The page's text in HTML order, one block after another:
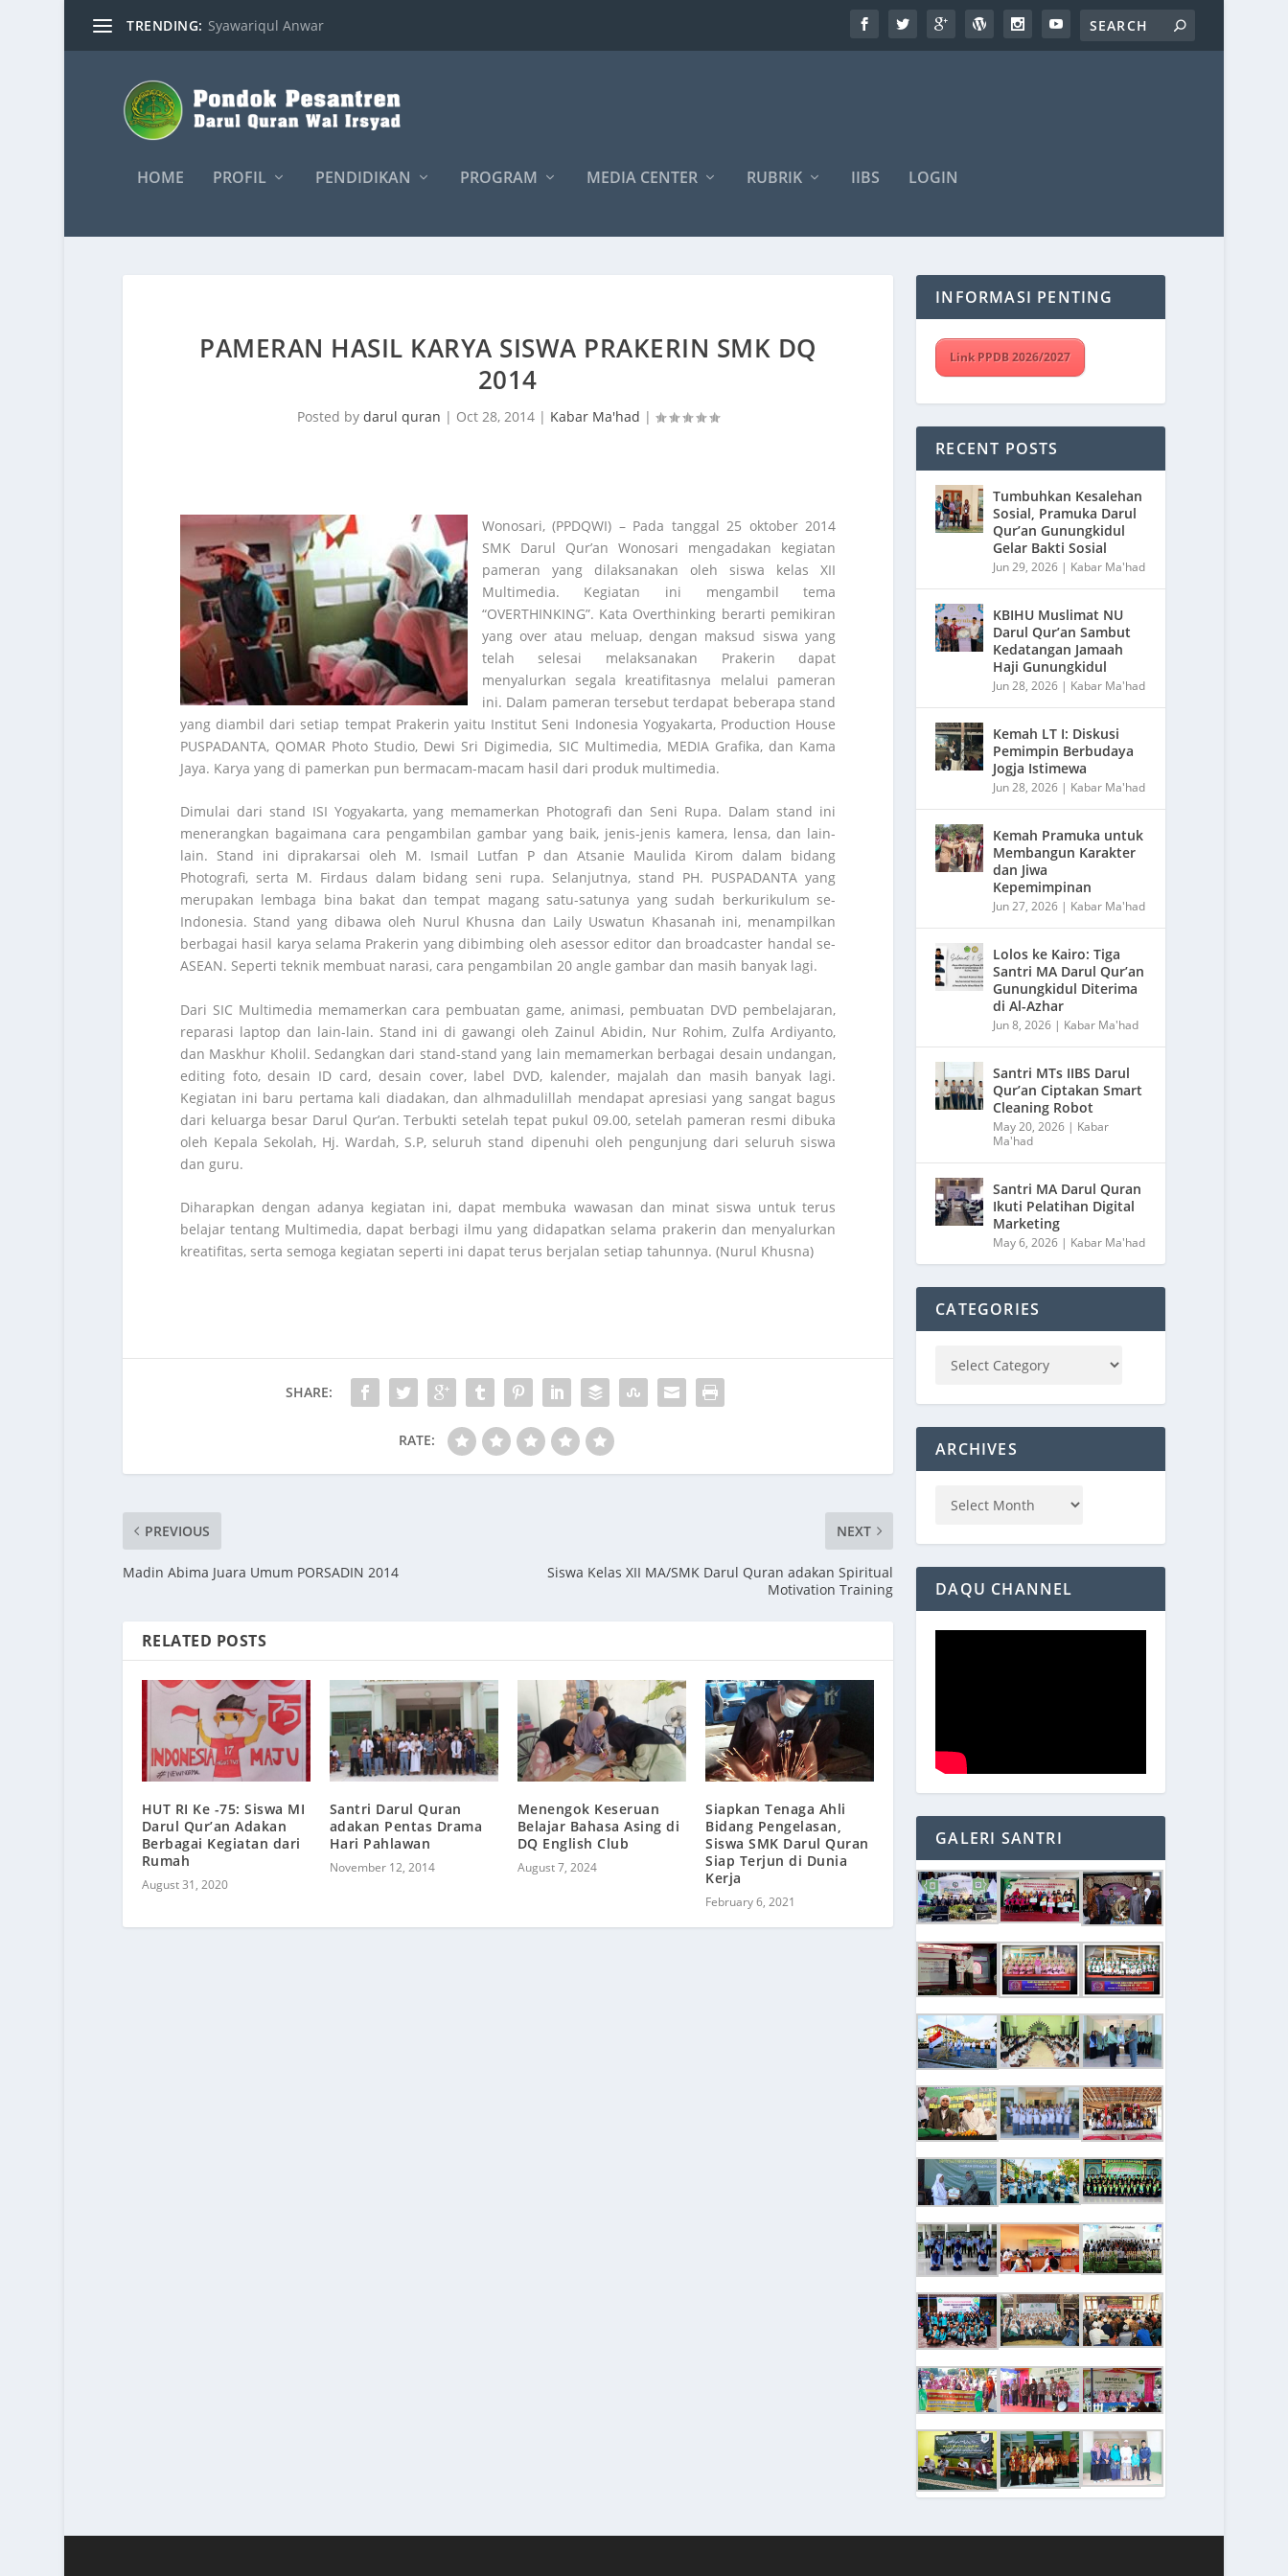
TRENDING: Syawariqul Anwar
HOME PROFIL PENDIDIKAN PROGRAM MEDIA CENTER RUBRIK IIBS LOGIN
PAMERAN HASIL KARYA SISWA PRAKERIN SMK DQ
2014
Posted by darul quran | Oct 28, 2014| Kabar Ma'had |
Wonosari, (PPDQWI) – Pada tanggal 25 oktober 2014
SMK Darul Qur’an Wonosari mengadakan kegiatan
pameran yang dilaksanakan oleh siswa kelas XII
Multimedia. Kegiatan ini mengambil tema
“OVERTHINKING”. Kata Overthinking berarti pemikiran
yang over atau meluap, dengan maksud siswa yang
telah selesai melaksanakan Prakerin dapat
menyalurkan segala kreatifitasnya melalui pameran
ini. Dalam pameran tersebut terdapat beberapa stand
yang diambil dari setiap tempat Prakerin yaitu Institut Seni Indonesia Yogyakarta, Production House
PUSPADANTA, QOMAR Photo Studio, Dewi Sri Digimedia, SIC Multimedia, MEDIA Grafika, dan Kama
Jaya. Karya yang di pamerkan pun bermacam-macam hasil dari produk multimedia.
Dimulai dari stand ISI Yogyakarta, yang memamerkan Photografi dan Seni Rupa. Dalam stand ini
menerangkan bagaimana cara pengambilan gambar yang baik, jenis-jenis kamera, lensa, dan lain-
lain. Stand ini diprakarsai oleh M. Ismail Lutfan P dan Atsanie Maulida Kirom dalam bidang
Photografi, serta M. Firdaus dalam bidang seni rupa. Selanjutnya, stand PH. PUSPADANTA yang
merupakan lembaga bina bakat dan tempat magang satu-satunya yang sudah berkurikulum se-
Indonesia. Stand yang dibawa oleh Nurul Khusna dan Laily Uswatun Khasanah ini, menampilkan
berbagai hasil karya selama Prakerin yang dibimbing oleh asessor editor dan broadcaster handal se-
ASEAN. Seperti teknik membuat narasi, cara pengambilan 20 angle gambar dan masih banyak lagi.
Dari SIC Multimedia memamerkan cara pembuatan game, animasi, pembuatan DVD pembelajaran,
reparasi laptop dan lain-lain. Stand ini di gawangi oleh Zainul Abidin, Nur Rohim, Zulfa Ardiyanto,
dan Maskhur Kholil. Sedangkan dari stand-stand yang lain memamerkan berbagai desain undangan,
editing foto, desain ID card, desain cover, label DVD, kalender, majalah dan masih banyak lagi.
Kegiatan ini baru pertama kali diadakan, dan alhmadulillah mendapat apresiasi yang sangat bagus
dari keluarga besar Darul Qur’an. Terbukti setelah tepat pukul 09.00, setelah pameran resmi dibuka
oleh Kepala Sekolah, Hj. Wardah, S.P, seluruh stand dipenuhi oleh pengunjung dari seluruh siswa
dan guru.
Diharapkan dengan adanya kegiatan ini, dapat membuka wawasan dan minat siswa untuk terus
belajar tentang Multimedia, dapat berbagi ilmu yang didapatkan selama prakerin dan menyalurkan
kreatifitas, serta semoga kegiatan seperti ini dapat terus berjalan setiap tahunnya. (Nurul Khusna)
SHARE:
RATE:
PREVIOUS
Madin Abima Juara Umum PORSADIN 2014
NEXT
Siswa Kelas XII MA/SMK Darul Quran adakan Spiritual
Motivation Training
RELATED POSTS
HUT RI Ke -75: Siswa MI
Darul Qur’an Adakan
Berbagai Kegiatan dari
Rumah
August 31, 2020
Santri Darul Quran
adakan Pentas Drama
Hari Pahlawan
November 12, 2014
Menengok Keseruan
Belajar Bahasa Asing di
DQ English Club
August 7, 2024
Siapkan Tenaga Ahli
Bidang Pengelasan,
Siswa SMK Darul Quran
Siap Terjun di Dunia
Kerja
February 6, 2021
INFORMASI PENTING
Link PPDB 2026/2027
RECENT POSTS
Tumbuhkan Kesalehan
Sosial, Pramuka Darul
Qur’an Gunungkidul
Gelar Bakti Sosial
Jun 29, 2026 | Kabar Ma'had
KBIHU Muslimat NU
Darul Qur’an Sambut
Kedatangan Jamaah
Haji Gunungkidul
Jun 28, 2026 | Kabar Ma'had
Kemah LT I: Diskusi
Pemimpin Berbudaya
Jogja Istimewa
Jun 28, 2026 | Kabar Ma'had
Kemah Pramuka untuk
Membangun Karakter
dan Jiwa
Kepemimpinan
Jun 27, 2026 | Kabar Ma'had
Lolos ke Kairo: Tiga
Santri MA Darul Qur’an
Gunungkidul Diterima
di Al-Azhar
Jun 8, 2026 | Kabar Ma'had
Santri MTs IIBS Darul
Qur’an Ciptakan Smart
Cleaning Robot
May 20, 2026 | Kabar
Ma'had
Santri MA Darul Quran
Ikuti Pelatihan Digital
Marketing
May 6, 2026 | Kabar Ma'had
CATEGORIES
ARCHIVES
DAQU CHANNEL
GALERI SANTRI